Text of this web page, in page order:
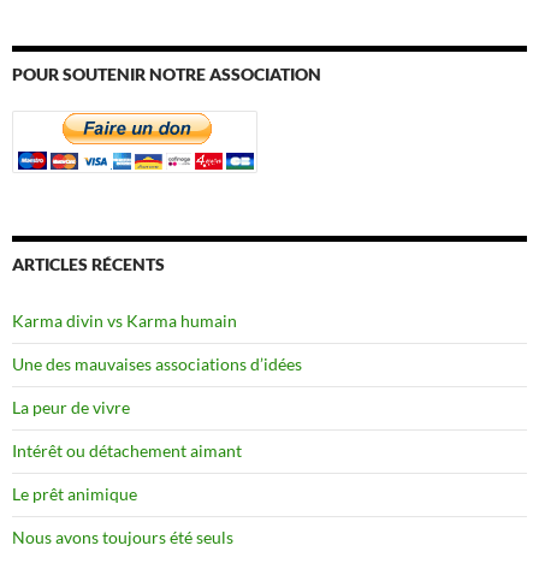
POUR SOUTENIR NOTRE ASSOCIATION
ARTICLES RÉCENTS
Karma divin vs Karma humain
Une des mauvaises associations d’idées
La peur de vivre
Intérêt ou détachement aimant
Le prêt animique
Nous avons toujours été seuls